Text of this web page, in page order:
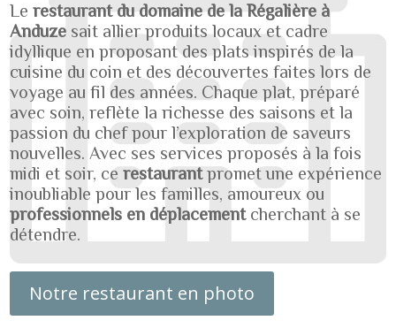
Lerestaurant du domaine de la Régalière à
Anduze sait allier produits locaux et cadre
idyllique en proposant des plats inspirés de la
cuisine du coin et des découvertes faites lors de
voyage au fil des années. Chaque plat, préparé
avec soin, reflète la richesse des saisons et la
passion du chef pour l’exploration de saveurs
nouvelles. Avec ses services proposés à la fois
midi et soir, cerestaurantpromet une expérience
inoubliable pour les familles, amoureux ou
professionnels en déplacementcherchant à se
détendre.
Notre restaurant en photo